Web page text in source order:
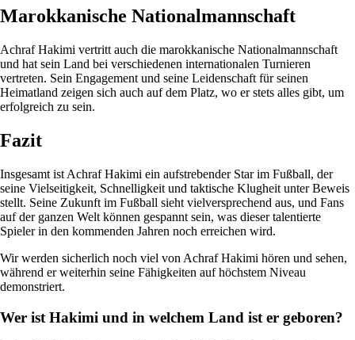
Marokkanische Nationalmannschaft
Achraf Hakimi vertritt auch die marokkanische Nationalmannschaft
und hat sein Land bei verschiedenen internationalen Turnieren
vertreten. Sein Engagement und seine Leidenschaft für seinen
Heimatland zeigen sich auch auf dem Platz, wo er stets alles gibt, um
erfolgreich zu sein.
Fazit
Insgesamt ist Achraf Hakimi ein aufstrebender Star im Fußball, der
seine Vielseitigkeit, Schnelligkeit und taktische Klugheit unter Beweis
stellt. Seine Zukunft im Fußball sieht vielversprechend aus, und Fans
auf der ganzen Welt können gespannt sein, was dieser talentierte
Spieler in den kommenden Jahren noch erreichen wird.
Wir werden sicherlich noch viel von Achraf Hakimi hören und sehen,
während er weiterhin seine Fähigkeiten auf höchstem Niveau
demonstriert.
Wer ist Hakimi und in welchem Land ist er geboren?